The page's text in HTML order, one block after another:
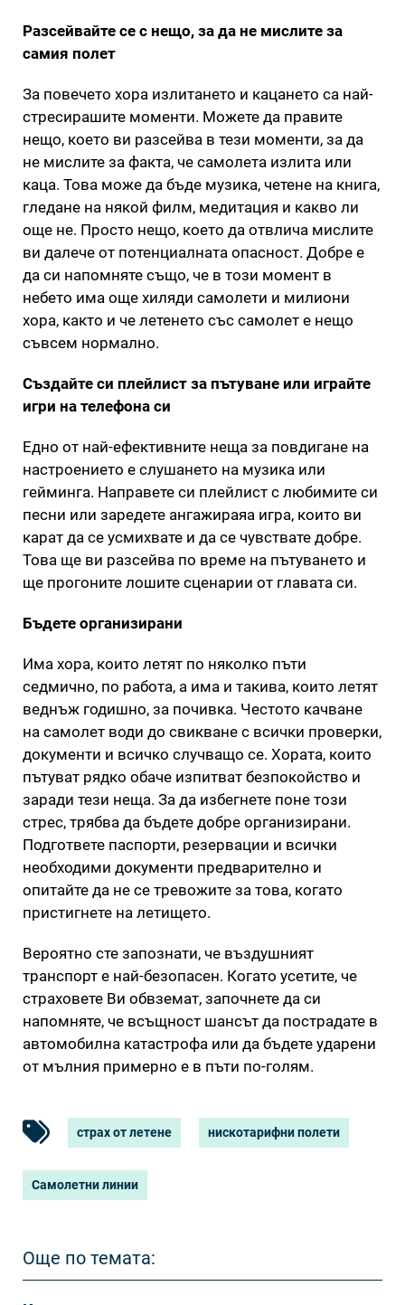
Разсейвайте се с нещо, за да не мислите за
самия полет
За повечето хора излитането и кацането са най-
стресирашите моменти. Можете да правите
нещо, което ви разсейва в тези моменти, за да
не мислите за факта, че самолета излита или
каца. Това може да бъде музика, четене на книга,
гледане на някой филм, медитация и какво ли
още не. Просто нещо, което да отвлича мислите
ви далече от потенциалната опасност. Добре е
да си напомняте също, че в този момент в
небето има още хиляди самолети и милиони
хора, както и че летенето със самолет е нещо
съвсем нормално.
Създайте си плейлист за пътуване или играйте
игри на телефона си
Едно от най-ефективните неща за повдигане на
настроението е слушането на музика или
гейминга. Направете си плейлист с любимите си
песни или заредете ангажираяа игра, които ви
карат да се усмихвате и да се чувствате добре.
Това ще ви разсейва по време на пътуването и
ще прогоните лошите сценарии от главата си.
Бъдете организирани
Има хора, които летят по няколко пъти
седмично, по работа, а има и такива, които летят
веднъж годишно, за почивка. Честото качване
на самолет води до свикване с всички проверки,
документи и всичко случващо се. Хората, които
пътуват рядко обаче изпитват безпокойство и
заради тези неща. За да избегнете поне този
стрес, трябва да бъдете добре организирани.
Подгответе паспорти, резервации и всички
необходими документи предварително и
опитайте да не се тревожите за това, когато
пристигнете на летището.
Вероятно сте запознати, че въздушният
транспорт е най-безопасен. Когато усетите, че
страховете Ви обвземат, започнете да си
напомняте, че всъщност шансът да пострадате в
автомобилна катастрофа или да бъдете ударени
от мълния примерно е в пъти по-голям.
страх от летене нискотарифни полети
Самолетни линии
Още по темата: